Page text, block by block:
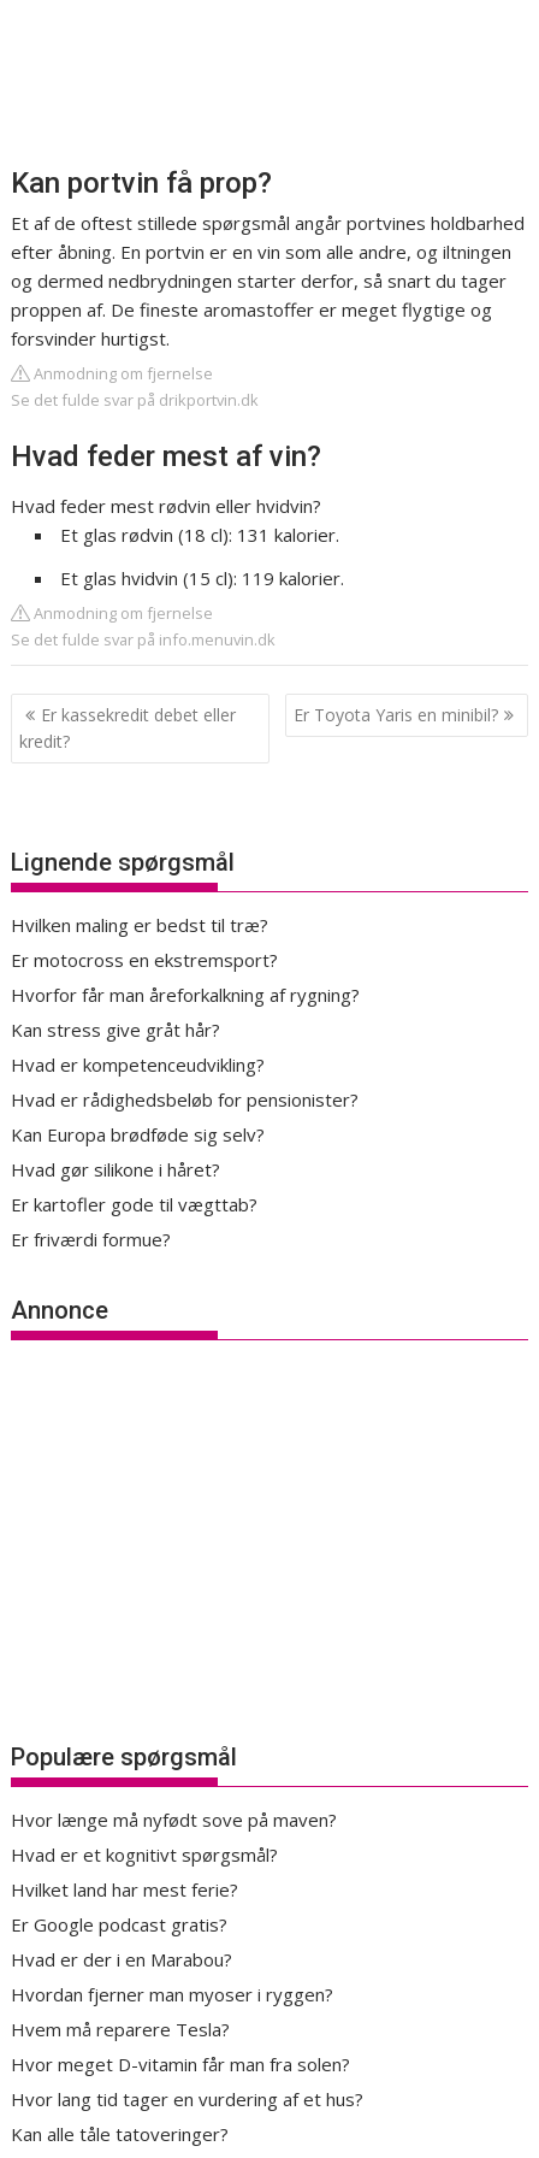
Kan portvin få prop?
Et af de oftest stillede spørgsmål angår portvines holdbarhed
efter åbning. En portvin er en vin som alle andre, og iltningen
og dermed nedbrydningen starter derfor, så snart du tager
proppen af. De fineste aromastoffer er meget flygtige og
forsvinder hurtigst.
Anmodning om fjernelse
Se det fulde svar på drikportvin.dk
Hvad feder mest af vin?
Hvad feder mest rødvin eller hvidvin?
Et glas rødvin (18 cl): 131 kalorier.
Et glas hvidvin (15 cl): 119 kalorier.
Anmodning om fjernelse
Se det fulde svar på info.menuvin.dk
Indlægsnavigation
Er kassekredit debet eller
kredit?
Er Toyota Yaris en minibil?
Lignende spørgsmål
Hvilken maling er bedst til træ?
Er motocross en ekstremsport?
Hvorfor får man åreforkalkning af rygning?
Kan stress give gråt hår?
Hvad er kompetenceudvikling?
Hvad er rådighedsbeløb for pensionister?
Kan Europa brødføde sig selv?
Hvad gør silikone i håret?
Er kartofler gode til vægttab?
Er friværdi formue?
Annonce
Populære spørgsmål
Hvor længe må nyfødt sove på maven?
Hvad er et kognitivt spørgsmål?
Hvilket land har mest ferie?
Er Google podcast gratis?
Hvad er der i en Marabou?
Hvordan fjerner man myoser i ryggen?
Hvem må reparere Tesla?
Hvor meget D-vitamin får man fra solen?
Hvor lang tid tager en vurdering af et hus?
Kan alle tåle tatoveringer?